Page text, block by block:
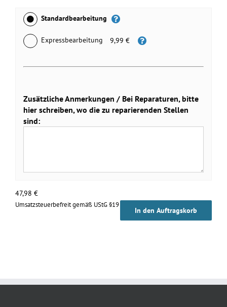
Standardbearbeitung
Expressbearbeitung 9,99 €
Zusätzliche Anmerkungen / Bei Reparaturen, bitte
hier schreiben, wo die zu reparierenden Stellen
sind:
In den Auftragskorb
47,98 €
Umsatzsteuerbefreit gemäß UStG §19